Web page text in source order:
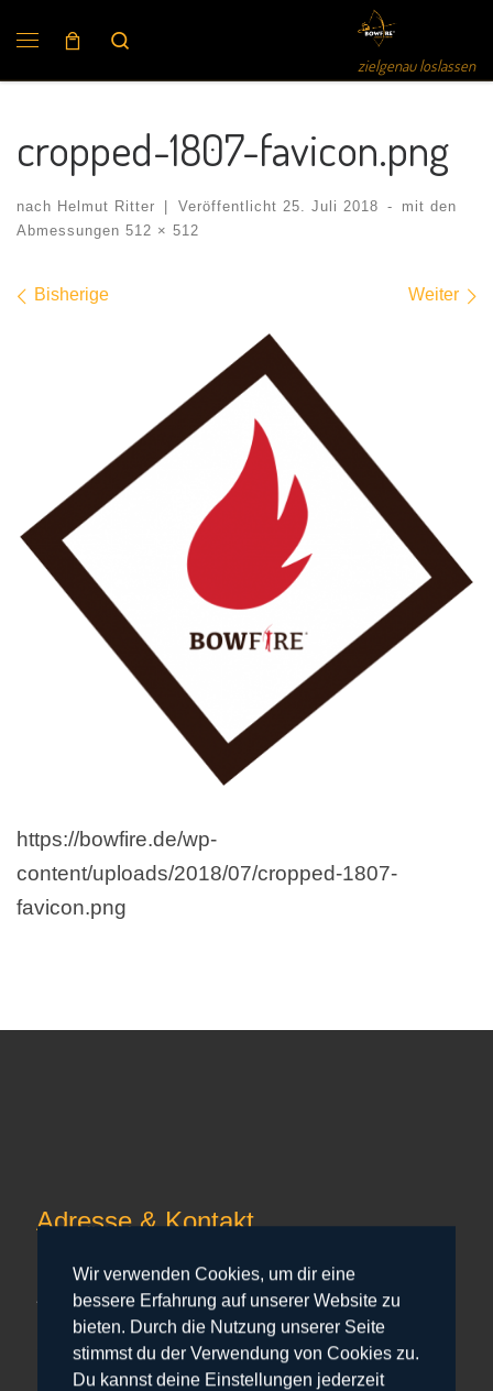
zielgenau loslassen
cropped-1807-favicon.png
nach Helmut Ritter Veröffentlicht 25. Juli 2018 -
mit den
Abmessungen 512 × 512
Bilder Navigation
Bisherige Weiter
https://bowfire.de/wp-
content/uploads/2018/07/cropped-1807-
favicon.png
Adresse & Kontakt
Herrenhaus
Am Gut 7
24107 Quarnbek
+49 151 207 30 333
hr@bowfire.de
Wir verwenden Cookies, um dir eine
bessere Erfahrung auf unserer Website zu
bieten. Durch die Nutzung unserer Seite
stimmst du der Verwendung von Cookies zu.
Du kannst deine Einstellungen jederzeit